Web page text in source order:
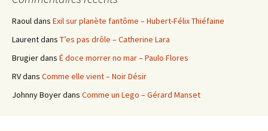
Raouldans Exil sur planète fantôme – Hubert-Félix Thiéfaine
Laurentdans T’es pas drôle – Catherine Lara
Brugierdans É doce morrer no mar – Paulo Flores
RVdans Comme elle vient – Noir Désir
Johnny Boyerdans Comme un Lego – Gérard Manset